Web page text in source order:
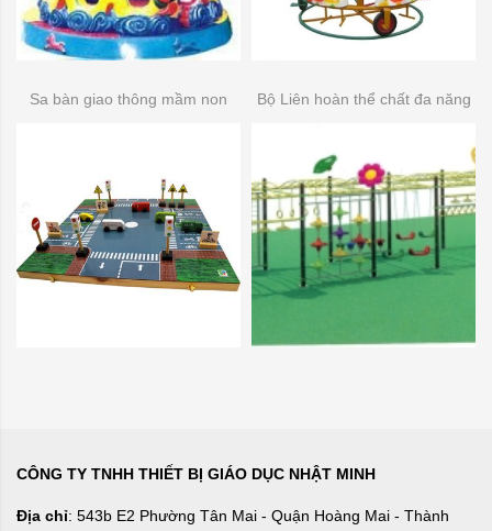
Sa bàn giao thông mầm non Bộ Liên hoàn thể chất đa năng
CÔNG TY TNHH THIẾT BỊ GIÁO DỤC NHẬT MINH
Địa chỉ: 543b E2 Phường Tân Mai - Quận Hoàng Mai - Thành